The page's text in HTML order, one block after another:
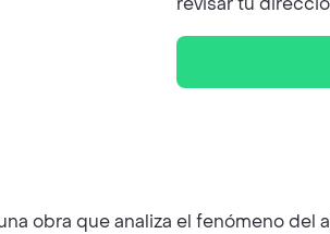
obra que analiza el fenómeno